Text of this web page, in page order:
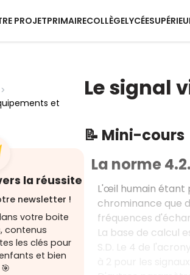
PROJETPRIMAIRECOLLÈGELYCÉE
>
et
la réussite
newsletter !
votre boite
contenus
les clés pour
et bien
Le signal
📝 Mini-cours
La norme
L'œil humain étant
chrominance que
fréquences
La base de calcul
S.D. Le 4 de